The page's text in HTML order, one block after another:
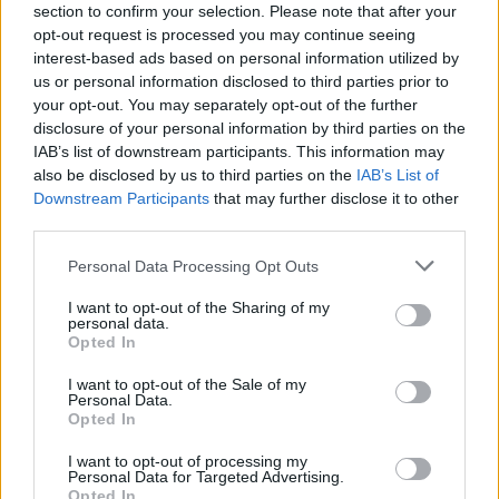
section to confirm your selection. Please note that after your
opt-out request is processed you may continue seeing
interest-based ads based on personal information utilized by
us or personal information disclosed to third parties prior to
your opt-out. You may separately opt-out of the further
disclosure of your personal information by third parties on the
IAB’s list of downstream participants. This information may
also be disclosed by us to third parties on the IAB’s List of
Downstream Participants that may further disclose it to other
Personal Data Processing Opt Outs
I want to opt-out of the Sharing of my
personal data.
Opted In
I want to opt-out of the Sale of my
Personal Data.
Opted In
I want to opt-out of processing my
Personal Data for Targeted Advertising.
Ko noskaidro ārsts?
Protams, ne visas stipras un nepatīkamas
galvassāpes ir migrēna, tāpēc ārsta uzdevums ir
sākumā noskaidrot, kāds ir pacienta veselības
stāvoklis. Arī paaugstināts asinsspiediens, hroniskas
slimības, saspringti muguras un skausta muskuļi,
neizārstēti iekaisumi var būt iemesls migrēnai. Ja šie
līdzdalību meklēs piemērotākās zāles un terapiju
stāvokļa atvieglošanai.
Nekavējoties jāmeklē ārsta palīdzība, ja galva sāk
sāpēt pēkšņi, ļoti stipri un savādāk nekā līdz šim. Par
signalizēt arī galvassāpes tikai no rīta vai naktī.